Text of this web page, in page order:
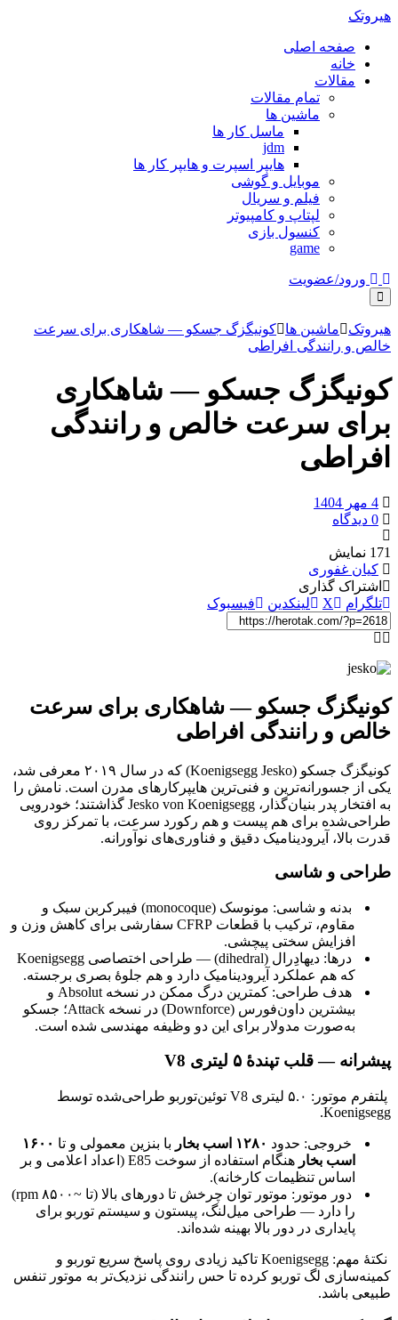
هیروتک
صفحه اصلی
خانه
مقالات
تمام مقالات
ماشین ها
ماسل کار ها
jdm
هایپر اسپرت و هایپر کار ها
موبایل و گوشی
فیلم و سریال
لپتاپ و کامپیوتر
کنسول بازی
game
ورود/عضویت
هیروتک ماشین ها
کونیگزگ جسکو — شاهکاری برای سرعت
خالص و رانندگی افراطی
کونیگزگ جسکو — شاهکاری
برای سرعت خالص و رانندگی
افراطی
4 مهر 1404
0 دیدگاه
171 نمایش
کیان غفوری
اشتراک گذاری
تلگرام
X لینکدین فیسبوک
کونیگزگ جسکو — شاهکاری برای سرعت
خالص و رانندگی افراطی
کونیگزگ جسکو (Koenigsegg Jesko) که در سال ۲۰۱۹ معرفی شد،
یکی از جسورانه‌ترین و فنی‌ترین هایپرکارهای مدرن است. نامش را
به افتخار پدر بنیان‌گذار، Jesko von Koenigsegg گذاشتند؛ خودرویی
طراحی‌شده برای هم پیست و هم رکورد سرعت، با تمرکز روی
قدرت بالا، آیرودینامیک دقیق و فناوری‌های نوآورانه.
طراحی و شاسی
بدنه و شاسی: مونوسک (monocoque) فیبرکربن سبک و
مقاوم، ترکیب با قطعات CFRP سفارشی برای کاهش وزن و
افزایش سختی پیچشی.
درها: دیهادِرال (dihedral) — طراحی اختصاصی Koenigsegg
که هم عملکرد آیرودینامیک دارد و هم جلوهٔ بصری برجسته.
هدف طراحی: کمترین درگ ممکن در نسخه Absolut و
بیشترین داون‌فورس (Downforce) در نسخه Attack؛ جسکو
به‌صورت مدولار برای این دو وظیفه مهندسی شده است.
پیشرانه — قلب تپندهٔ ۵ لیتری V8
پلتفرم موتور: ۵.۰ لیتری V8 توئین‌توربو طراحی‌شده توسط
Koenigsegg.
خروجی: حدود ۱۲۸۰ اسب بخار با بنزین معمولی و تا ۱۶۰۰
اسب بخار
هنگام استفاده از سوخت E85 (اعداد اعلامی و بر
اساس تنظیمات کارخانه).
دور موتور: موتور توان چرخش تا دورهای بالا (تا ~۸۵۰۰ rpm)
را دارد — طراحی میل‌لنگ، پیستون و سیستم توربو برای
پایداری در دور بالا بهینه شده‌اند.
نکتهٔ مهم: Koenigsegg تاکید زیادی روی پاسخ سریع توربو و
کمینه‌سازی لگ توربو کرده تا حس رانندگی نزدیک‌تر به موتور تنفس
طبیعی باشد.